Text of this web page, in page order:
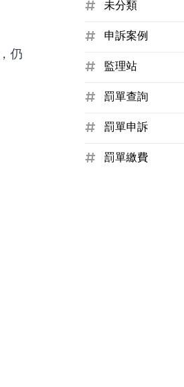
仍
未分類
申訴案例
監理站
罰單查詢
罰單申訴
罰單繳費